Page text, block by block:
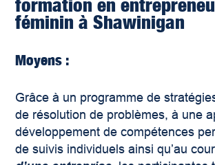
formation en
féminin à Shawinigan
Moyens :
Grâce à un programme de
de résolution de problèmes, à une
développement de compétences
de suivis individuels ainsi qu’au